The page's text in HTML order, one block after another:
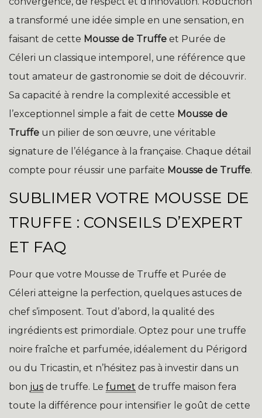
a transformé une idée simple en une sensation, en
faisant de cette Mousse de Truffe et Purée de
Céleri un classique intemporel, une référence que
tout amateur de gastronomie se doit de découvrir.
Sa capacité à rendre la complexité accessible et
l’exceptionnel simple a fait de cette Mousse de
Truffe un pilier de son œuvre, une véritable
signature de l’élégance à la française. Chaque détail
compte pour réussir une parfaite Mousse de Truffe.
SUBLIMER VOTRE MOUSSE DE
TRUFFE : CONSEILS D’EXPERT
ET FAQ
Pour que votre Mousse de Truffe et Purée de
Céleri atteigne la perfection, quelques astuces de
chef s’imposent. Tout d’abord, la qualité des
ingrédients est primordiale. Optez pour une truffe
noire fraîche et parfumée, idéalement du Périgord
ou du Tricastin, et n’hésitez pas à investir dans un
bon jus de truffe. Le fumet de truffe maison fera
toute la différence pour intensifier le goût de cette